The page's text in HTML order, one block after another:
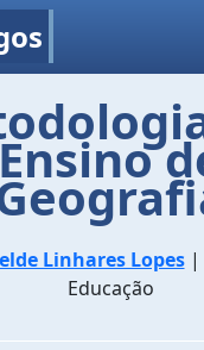
Linhares Lopes|
Educação